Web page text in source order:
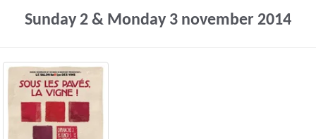
Sunday 2 & Monday 3 november 2014